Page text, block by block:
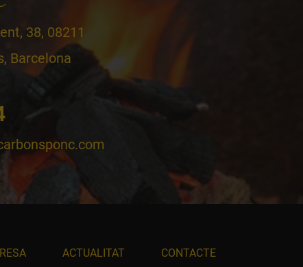
38, 08211
Barcelona
ACTUALITAT CONTACTE